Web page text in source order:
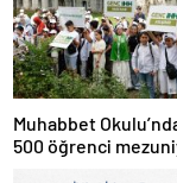
Muhabbet
500 öğrenci